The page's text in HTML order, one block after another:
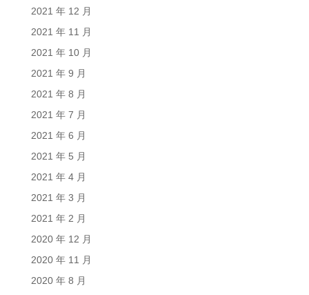
2021 年 12 月
2021 年 11 月
2021 年 10 月
2021 年 9 月
2021 年 8 月
2021 年 7 月
2021 年 6 月
2021 年 5 月
2021 年 4 月
2021 年 3 月
2021 年 2 月
2020 年 12 月
2020 年 11 月
2020 年 8 月